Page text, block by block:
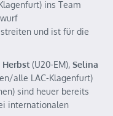
ins Team
und ist für die
Herbst (U20-EM), Selina
alle LAC-Klagenfurt)
sind heuer bereits
internationalen